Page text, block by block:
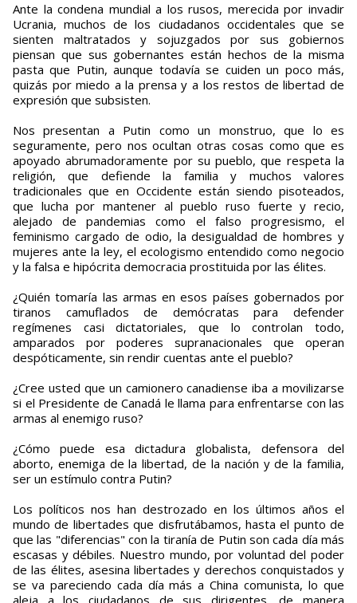
Ante la condena mundial a los rusos, merecida por invadir
Ucrania, muchos de los ciudadanos occidentales que se
sienten maltratados y sojuzgados por sus gobiernos
piensan que sus gobernantes están hechos de la misma
pasta que Putin, aunque todavía se cuiden un poco más,
quizás por miedo a la prensa y a los restos de libertad de
expresión que subsisten.
Nos presentan a Putin como un monstruo, que lo es
seguramente, pero nos ocultan otras cosas como que es
apoyado abrumadoramente por su pueblo, que respeta la
religión, que defiende la familia y muchos valores
tradicionales que en Occidente están siendo pisoteados,
que lucha por mantener al pueblo ruso fuerte y recio,
alejado de pandemias como el falso progresismo, el
feminismo cargado de odio, la desigualdad de hombres y
mujeres ante la ley, el ecologismo entendido como negocio
y la falsa e hipócrita democracia prostituida por las élites.
¿Quién tomaría las armas en esos países gobernados por
tiranos camuflados de demócratas para defender
regímenes casi dictatoriales, que lo controlan todo,
amparados por poderes supranacionales que operan
despóticamente, sin rendir cuentas ante el pueblo?
¿Cree usted que un camionero canadiense iba a movilizarse
si el Presidente de Canadá le llama para enfrentarse con las
armas al enemigo ruso?
¿Cómo puede esa dictadura globalista, defensora del
aborto, enemiga de la libertad, de la nación y de la familia,
ser un estímulo contra Putin?
Los políticos nos han destrozado en los últimos años el
mundo de libertades que disfrutábamos, hasta el punto de
que las "diferencias" con la tiranía de Putin son cada día más
escasas y débiles. Nuestro mundo, por voluntad del poder
de las élites, asesina libertades y derechos conquistados y
se va pareciendo cada día más a China comunista, lo que